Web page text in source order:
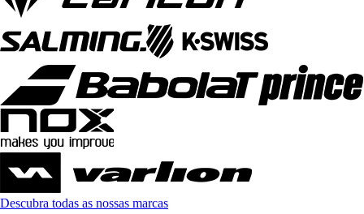
Descubra todas as nossas marcas